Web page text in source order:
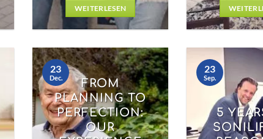
WEITERLESEN
FROM
PLANNING TO
PERFECTION:
OUR
23
Dec.
5
23
Sep.